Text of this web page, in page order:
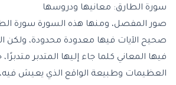
سورة الطارق: معانيها ودروسها
صور المفصل، ومنها هذه السورة سورة
صحيح الآيات فيها معدودة محدودة، ولكن
فيها المعاني كلما جاء إليها المتدبر
العظيمات وطبيعة الواقع الذي يعيش